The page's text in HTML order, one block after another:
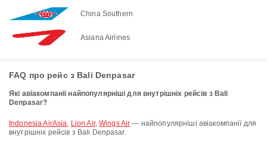
China Southern
Asiana Airlines
FAQ про рейс з Bali Denpasar
Які авіакомпанії найпопулярніші для внутрішніх рейсів з Bali
Denpasar?
Indonesia AirAsia, Lion Air,Wings Air — найпопулярніші авіакомпанії для
внутрішніх рейсів з Bali Denpasar.